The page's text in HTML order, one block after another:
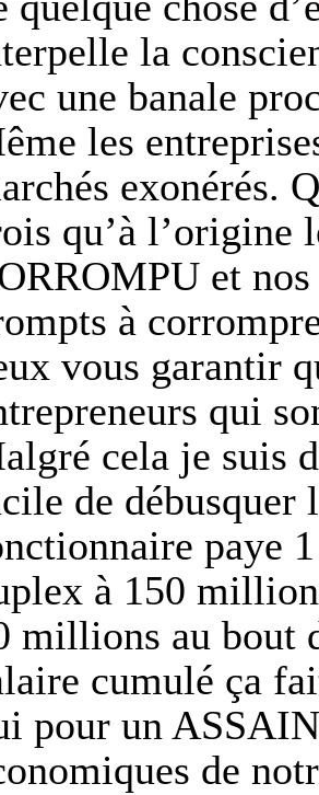
la
une banale
les
exonérés.
qu’à l’origine
et
à
vous garantir
qui
cela je suis
de débusquer
paye
à 150
millions au bout
cumulé ça
pour un
de